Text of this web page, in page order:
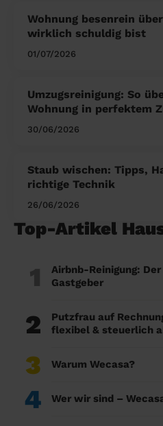
Wohnung besenrein
wirklich schuldig bist
01/07/2026
Umzugsreinigung: So
Wohnung in perfektem
30/06/2026
Staub wischen: Tipps,
richtige Technik
26/06/2026
Top-Artikel
1
Airbnb-Reinigung:
Gastgeber
2
Putzfrau auf
flexibel & steuerlich
3 Warum Wecasa?
4 Wer wir sind –